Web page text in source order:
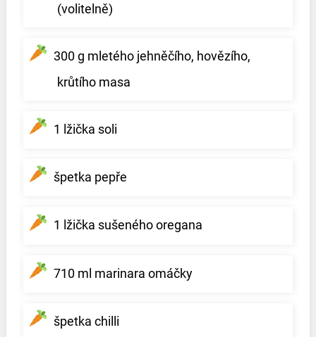
(volitelně)
300 g mletého jehněčího, hovězího,
krůtího masa
1 lžička soli
špetka pepře
1 lžička sušeného oregana
710 ml marinara omáčky
špetka chilli